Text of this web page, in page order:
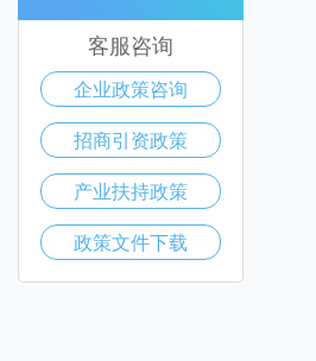
客服咨询
企业政策咨询
招商引资政策
产业扶持政策
政策文件下载